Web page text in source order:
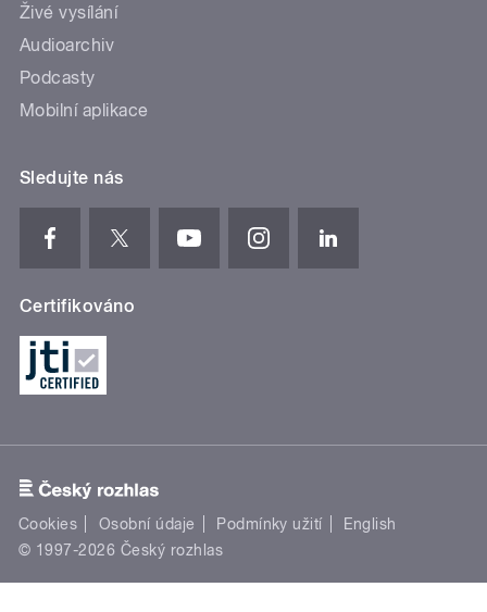
Živé vysílání
Audioarchiv
Podcasty
Mobilní aplikace
Sledujte nás
Certifikováno
Cookies Osobní údaje Podmínky užití
English
© 1997-2026 Český rozhlas